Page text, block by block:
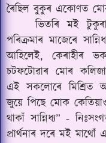
ৰৈছিল বুকুৰ একোণত
ভিতৰি মই
পৰিক্ৰমাৰ মাজেৰে
আহিলেই, কেৰাহীৰ
চটফটোৱাৰ মোৰ
এই সকলোৰে মিশ্ৰিত
জুয়ে পিছে মোক
থাকাঁ সান্নিধ্য” -
প্ৰাৰ্থনাৰ দৰে মই